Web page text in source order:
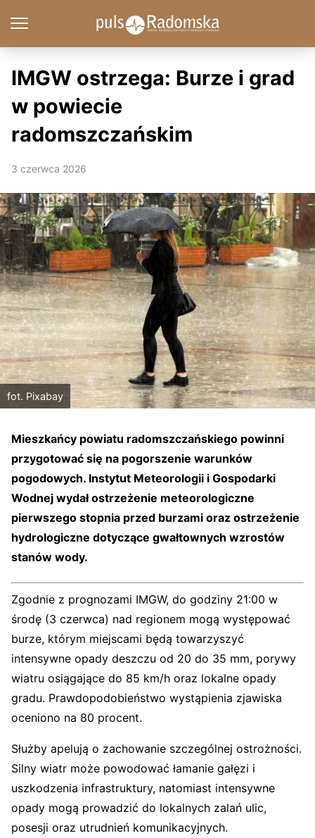
IMGW ostrzega: Burze i grad
w powiecie
radomszczańskim
3 czerwca 2026
fot. Pixabay
Mieszkańcy powiatu radomszczańskiego powinni
przygotować się na pogorszenie warunków
pogodowych. Instytut Meteorologii i Gospodarki
Wodnej wydał ostrzeżenie meteorologiczne
pierwszego stopnia przed burzami oraz ostrzeżenie
hydrologiczne dotyczące gwałtownych wzrostów
stanów wody.
Zgodnie z prognozami IMGW, do godziny 21:00 w
środę (3 czerwca) nad regionem mogą występować
burze, którym miejscami będą towarzyszyć
intensywne opady deszczu od 20 do 35 mm, porywy
wiatru osiągające do 85 km/h oraz lokalne opady
gradu. Prawdopodobieństwo wystąpienia zjawiska
oceniono na 80 procent.
Służby apelują o zachowanie szczególnej ostrożności.
Silny wiatr może powodować łamanie gałęzi i
uszkodzenia infrastruktury, natomiast intensywne
opady mogą prowadzić do lokalnych zalań ulic,
posesji oraz utrudnień komunikacyjnych.